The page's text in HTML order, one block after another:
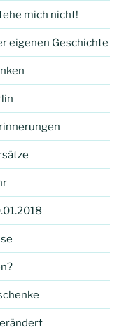
mich nicht!
eigenen Geschichte